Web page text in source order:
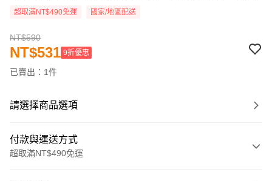
超取滿NT$490免運 國家/地區配送
NT$590
NT$531 9折優惠
已賣出：1件
請選擇商品選項
付款與運送方式
超取滿NT$490免運